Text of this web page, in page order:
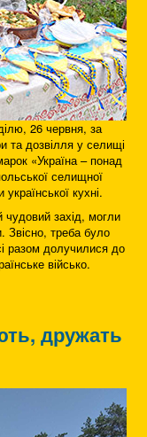
26 червня, за
та дозвілля у селищі
«Україна – понад
селищної
кухні.
чудовий захід, могли
Звісно, треба було
разом долучилися до
військо.
дружать